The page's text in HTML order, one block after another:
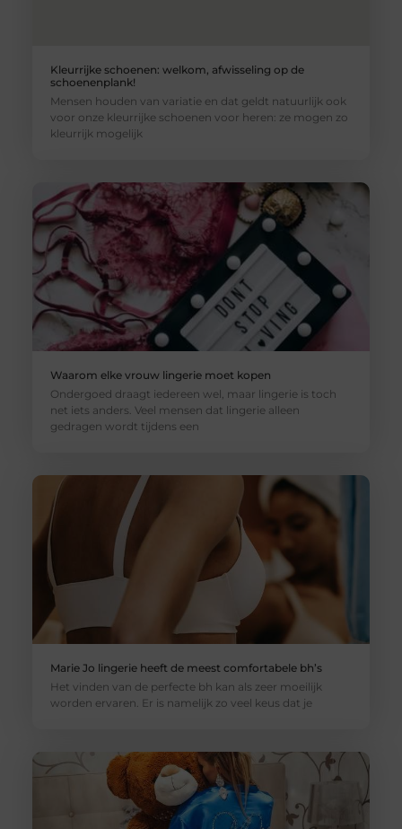
Kleurrijke schoenen: welkom, afwisseling op de
schoenenplank!
Mensen houden van variatie en dat geldt natuurlijk ook
voor onze kleurrijke schoenen voor heren: ze mogen zo
kleurrijk mogelijk
Waarom elke vrouw lingerie moet kopen
Ondergoed draagt iedereen wel, maar lingerie is toch
net iets anders. Veel mensen dat lingerie alleen
gedragen wordt tijdens een
Marie Jo lingerie heeft de meest comfortabele bh’s
Het vinden van de perfecte bh kan als zeer moeilijk
worden ervaren. Er is namelijk zo veel keus dat je